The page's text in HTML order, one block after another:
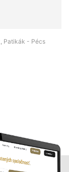
Patikák - Pécs